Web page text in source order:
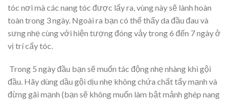
tóc nơi mà các nang tóc được lấy ra, vùng này sẽ lành hoàn
toàn trong 3 ngày. Ngoài ra bạn có thể thấy da đầu đau và
sưng nhẹ cùng với hiện tượng đóng vảy trong 6 đến 7 ngày ở
vị trí cấy tóc.
Trong 5 ngày đầu bạn sẽ muốn tác động nhẹ nhàng khi gội
đầu. Hãy dùng dầu gội dịu nhẹ không chứa chất tẩy mạnh và
đừng gãi mạnh (bạn sẽ không muốn làm bật mảnh ghép nang